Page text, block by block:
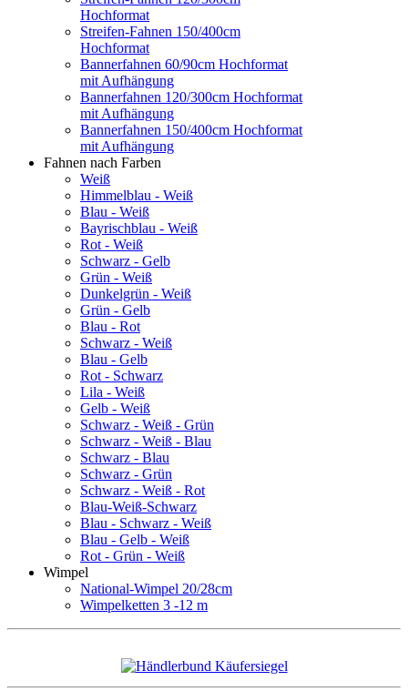
Hochformat
Streifen-Fahnen 150/400cm
Hochformat
Bannerfahnen 60/90cm Hochformat
mit Aufhängung
Bannerfahnen 120/300cm Hochformat
mit Aufhängung
Bannerfahnen 150/400cm Hochformat
mit Aufhängung
Fahnen nach Farben
Weiß
Himmelblau - Weiß
Blau - Weiß
Bayrischblau - Weiß
Rot - Weiß
Schwarz - Gelb
Grün - Weiß
Dunkelgrün - Weiß
Grün - Gelb
Blau - Rot
Schwarz - Weiß
Blau - Gelb
Rot - Schwarz
Lila - Weiß
Gelb - Weiß
Schwarz - Weiß - Grün
Schwarz - Weiß - Blau
Schwarz - Blau
Schwarz - Grün
Schwarz - Weiß - Rot
Blau-Weiß-Schwarz
Blau - Schwarz - Weiß
Blau - Gelb - Weiß
Rot - Grün - Weiß
Wimpel
National-Wimpel 20/28cm
Wimpelketten 3 -12 m